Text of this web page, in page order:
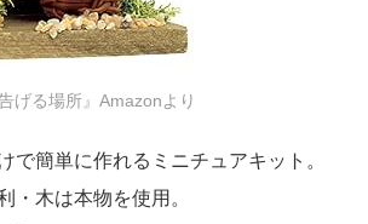
げる場所』Amazonより
で簡単に作れるミニチュアキット。
・木は本物を使用。